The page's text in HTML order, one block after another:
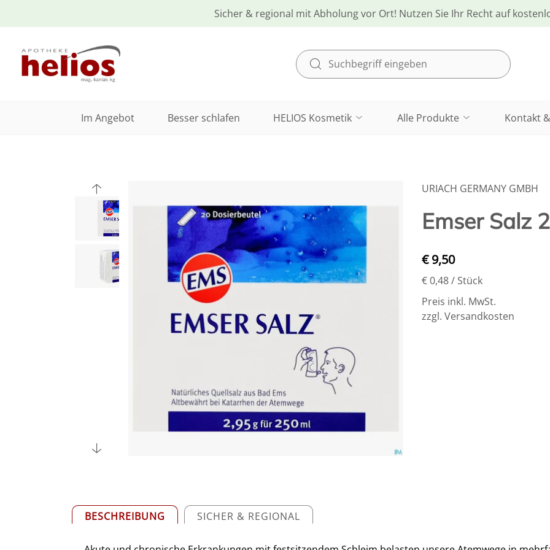
Sicher & regional mit Abholung vor Ort! Nutzen Sie Ihr Recht auf
Im Angebot Besser schlafen HELIOS Kosmetik Alle Produkte Kontakt
URIACH GERMANY GMBH
Emser Salz
€ 9,50
€ 0,48/ Stück
Preis inkl. MwSt.
zzgl. Versandkosten
BESCHREIBUNG SICHER & REGIONAL